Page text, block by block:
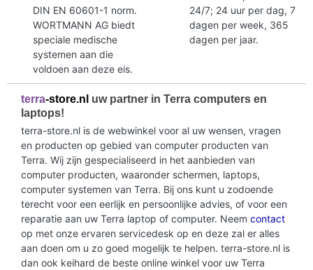
DIN EN 60601-1 norm.
WORTMANN AG biedt
speciale medische
systemen aan die
voldoen aan deze eis.
24/7; 24 uur per dag, 7
dagen per week, 365
dagen per jaar.
terra-store.nl uw partner in Terra computers en
laptops!
terra-store.nl is de webwinkel voor al uw wensen, vragen
en producten op gebied van computer producten van
Terra. Wij zijn gespecialiseerd in het aanbieden van
computer producten, waaronder schermen, laptops,
computer systemen van Terra. Bij ons kunt u zodoende
terecht voor een eerlijk en persoonlijke advies, of voor een
reparatie aan uw Terra laptop of computer. Neem contact
op met onze ervaren servicedesk op en deze zal er alles
aan doen om u zo goed mogelijk te helpen. terra-store.nl is
dan ook keihard de beste online winkel voor uw Terra